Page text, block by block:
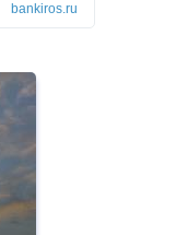
bankiros.ru